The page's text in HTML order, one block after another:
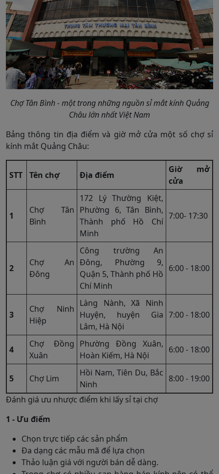
Chợ Tân Bình - một trong những nguồn sỉ mắt kính Quảng
Châu lớn nhất Việt Nam
Bảng thông tin địa điểm và giờ mở cửa một số chợ sỉ
kính mắt Quảng Châu:
STT Tên chợ Địa điểm
Giờ mở
cửa
1
Chợ Tân
Bình
172 Lý Thường Kiệt,
Phường 6, Tân Bình,
Thành phố Hồ Chí
Minh
7:00- 17:30
2
Chợ An
Đông
Công trường An
Đông, Phường 9,
Quận 5, Thành phố Hồ
Chí Minh
6:00 - 18:00
3
Chợ Ninh
Hiệp
Làng Nành, Xã Ninh
Huyện, huyện Gia
Lâm, Hà Nội
7:00 - 18:00
4
Chợ Đồng
Xuân
Phường Đồng Xuân,
Hoàn Kiếm, Hà Nội
6:00 - 18:00
5 Chợ Lim
Hồi Nam, Tiên Du, Bắc
Ninh
8:00 - 19:00
Đánh giá ưu nhược điểm khi lấy sỉ tại chợ
1 - Ưu điểm
Chọn trực tiếp các sản phẩm
Đa dạng các mẫu mã để lựa chọn
Thảo luận giá với người bán dễ dàng.